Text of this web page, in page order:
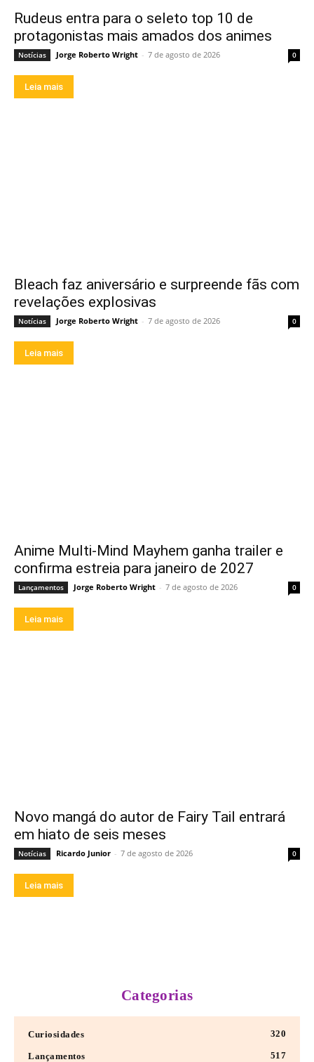
Rudeus entra para o seleto top 10 de
protagonistas mais amados dos animes
Notícias Jorge Roberto Wright - 7 de agosto de 2026 0
Leia mais
Bleach faz aniversário e surpreende fãs com
revelações explosivas
Notícias Jorge Roberto Wright - 7 de agosto de 2026 0
Leia mais
Anime Multi-Mind Mayhem ganha trailer e
confirma estreia para janeiro de 2027
Lançamentos Jorge Roberto Wright - 7 de agosto de 2026 0
Leia mais
Novo mangá do autor de Fairy Tail entrará
em hiato de seis meses
Notícias Ricardo Junior - 7 de agosto de 2026 0
Leia mais
Categorias
Curiosidades 320
Lançamentos 517